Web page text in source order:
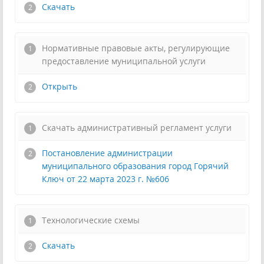
Скачать
Нормативные правовые акты, регулирующие
предоставление муниципальной услуги
Открыть
Скачать административный регламент услуги
Постановление администрации
муниципального образования город Горячий
Ключ от 22 марта 2023 г. №606
Технологические схемы
Скачать